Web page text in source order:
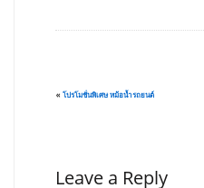
« โปรโมชั่นพิเศษ หม้อน้ำรถยนต์
Leave a Reply